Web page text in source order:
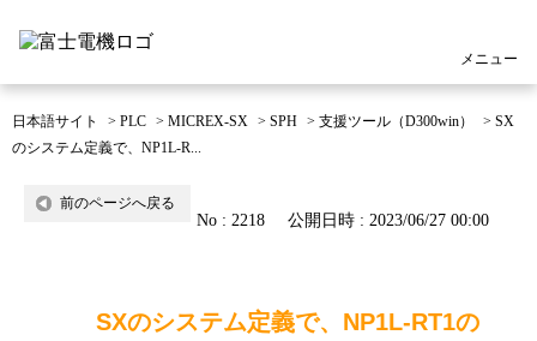
メニュー
日本語サイト > PLC > MICREX-SX > SPH > 支援ツール（D300win） > SX
のシステム定義で、NP1L-R...
前のページへ戻る
No : 2218 公開日時 : 2023/06/27 00:00
SXのシステム定義で、NP1L-RT1の